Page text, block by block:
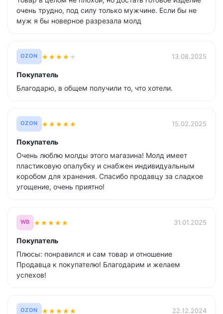
очень трудно, под силу только мужчине. Если бы не
муж я бы новерное разрезала молд
OZON ★★★★ ★ 13.08.2025
Покупатель
Благодарю, в общем получили то, что хотели.
OZON ★★★★★ 15.02.2025
Покупатель
Очень люблю молды этого магазина! Молд имеет
пластиковую опалубку и снабжен индивидуальным
коробом для хранения. Спасибо продавцу за сладкое
угощение, очень приятно!
WB ★★★★★ 31.01.2025
Покупатель
Плюсы: понравился и сам товар и отношение
Продавца к покупателю! Благодарим и желаем
успехов!
OZON ★★★★★ 22.12.2024